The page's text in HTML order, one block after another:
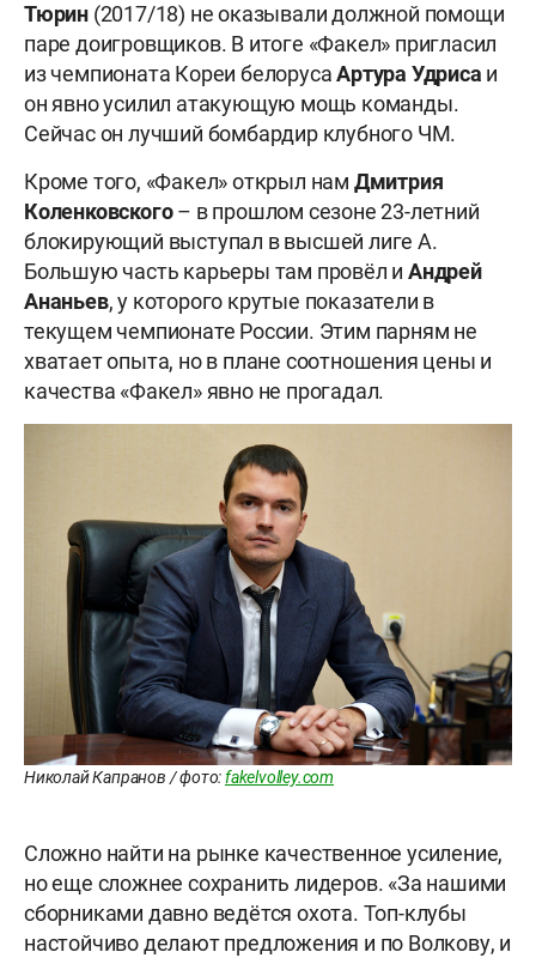
Тюрин (2017/18) не оказывали должной помощи
паре доигровщиков. В итоге «Факел» пригласил
из чемпионата Кореи белорусаАртура Удриса и
он явно усилил атакующую мощь команды.
Сейчас он лучший бомбардир клубного ЧМ.
Кроме того, «Факел» открыл нам Дмитрия
Коленковского– в прошлом сезоне 23-летний
блокирующий выступал в высшей лиге А.
Большую часть карьеры там провёл и Андрей
Ананьев, у которого крутые показатели в
текущем чемпионате России. Этим парням не
хватает опыта, но в плане соотношения цены и
качества «Факел» явно не прогадал.
Николай Капранов / фото:fakelvolley.com
Сложно найти на рынке качественное усиление,
но еще сложнее сохранить лидеров. «За нашими
сборниками давно ведётся охота. Топ-клубы
настойчиво делают предложения и по Волкову, и